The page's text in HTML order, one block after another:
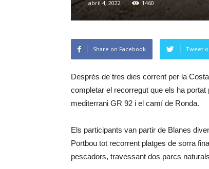
abril 4, 2022 1460
Share on Facebook Tweet
Després de tres dies corrent per la
completar el recorregut que els ha
mediterrani GR 92 i el camí de Ronda.
Els participants van partir de Blanes
Portbou tot recorrent platges de sorra
pescadors, travessant dos parcs